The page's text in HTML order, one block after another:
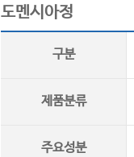
도멘시아정
구분
제품분류
주요성분